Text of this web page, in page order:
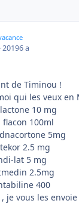
20196 a
de Timinou !
qui les veux en
10 mg
100ml
5mg
2.5 mg
lat 5 mg
2.5mg
400
je vous les